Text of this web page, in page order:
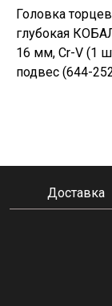
Головка
глубокая
16 мм, Cr-V (1
подвес (644-
Доставка